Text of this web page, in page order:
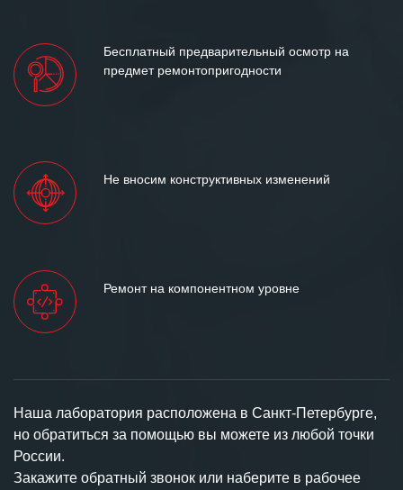
Бесплатный предварительный осмотр на
предмет ремонтопригодности
Не вносим конструктивных изменений
Ремонт на компонентном уровне
Наша лаборатория расположена в Санкт-Петербурге,
но обратиться за помощью вы можете из любой точки
России.
Закажите обратный звонок или наберите в рабочее